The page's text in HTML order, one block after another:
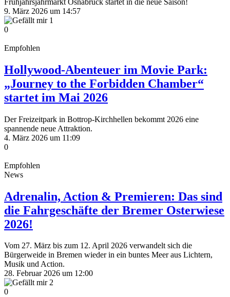
9. März 2026 um 14:57
1
0
Empfohlen
Hollywood-Abenteuer im Movie Park:
„Journey to the Forbidden Chamber“
startet im Mai 2026
Der Freizeitpark in Bottrop-Kirchhellen bekommt 2026 eine
spannende neue Attraktion.
4. März 2026 um 11:09
0
Empfohlen
News
Adrenalin, Action & Premieren: Das sind
die Fahrgeschäfte der Bremer Osterwiese
2026!
Vom 27. März bis zum 12. April 2026 verwandelt sich die
Bürgerweide in Bremen wieder in ein buntes Meer aus Lichtern,
Musik und Action.
28. Februar 2026 um 12:00
2
0